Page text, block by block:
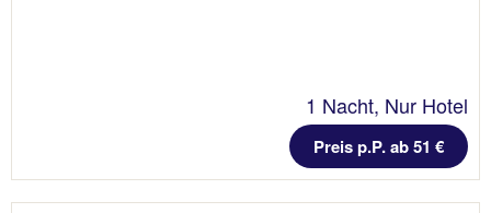
1 Nacht, Nur Hotel
Preis p.P. ab 51 €